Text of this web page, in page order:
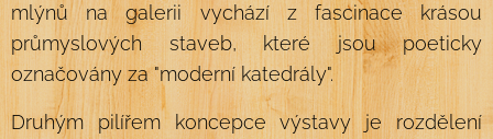
mlýnů na galerii vychází z fascinace krásou
průmyslových staveb, které jsou poeticky
označovány za "moderní katedrály".
Druhým pilířem koncepce výstavy je rozdělení